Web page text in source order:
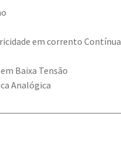
em corrento Contínua
Baixa Tensão
Analógica